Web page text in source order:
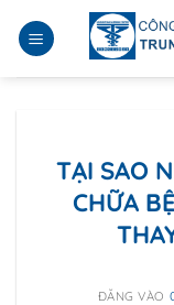
qua
TẠI SAO
CHỮA
ĐĂNG VÀO